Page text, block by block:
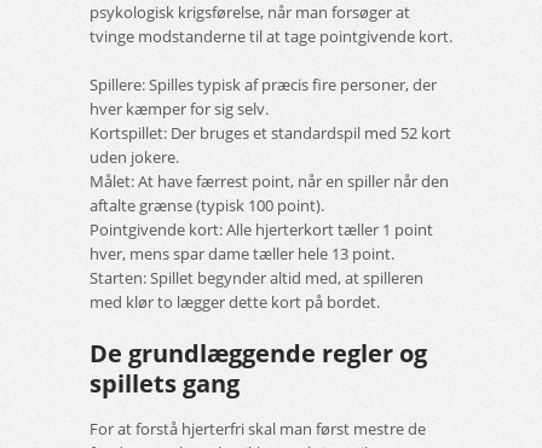
psykologisk krigsførelse, når man forsøger at
tvinge modstanderne til at tage pointgivende kort.
Spillere: Spilles typisk af præcis fire personer, der
hver kæmper for sig selv.
Kortspillet: Der bruges et standardspil med 52 kort
uden jokere.
Målet: At have færrest point, når en spiller når den
aftalte grænse (typisk 100 point).
Pointgivende kort: Alle hjerterkort tæller 1 point
hver, mens spar dame tæller hele 13 point.
Starten: Spillet begynder altid med, at spilleren
med klør to lægger dette kort på bordet.
De grundlæggende regler og
spillets gang
For at forstå hjerterfri skal man først mestre de